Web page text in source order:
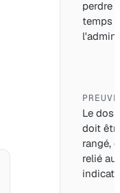
perdre
temps
PREUVE
Le
doit
rangé,
relié